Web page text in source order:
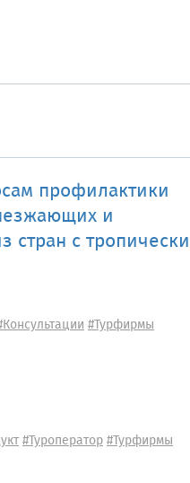
профилактики
и
стран с
#Турфирмы
#Туроператор#Турфирмы